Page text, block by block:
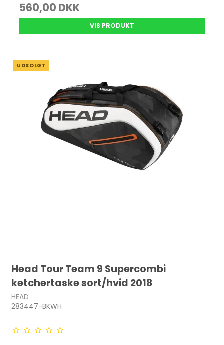
560,00 DKK
VIS PRODUKT
UDSOLGT
Head Tour Team 9 Supercombi
ketchertaske sort/hvid 2018
HEAD
283447-BKWH